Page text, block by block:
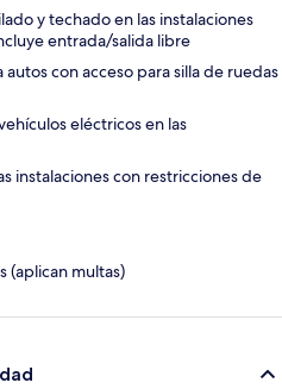
y techado en las instalaciones
entrada/salida libre
con acceso para silla de ruedas
eléctricos en las
instalaciones con restricciones de
(aplican multas)